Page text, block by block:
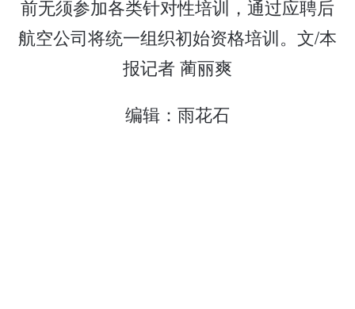
前无须参加各类针对性培训，通过应聘后
航空公司将统一组织初始资格培训。文/本
报记者 蔺丽爽
编辑：雨花石